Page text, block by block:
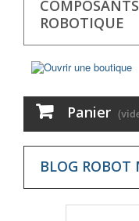
ROBOTIQUE
Panier
BLOG ROBOT